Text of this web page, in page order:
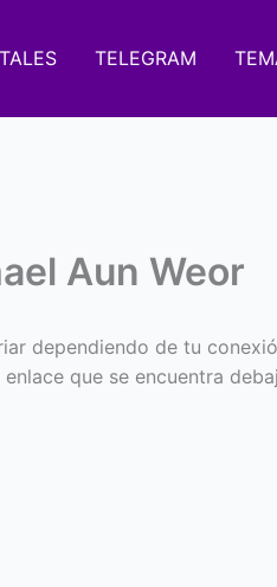
TELEGRAM
Aun Weor
dependiendo de tu
que se encuentra